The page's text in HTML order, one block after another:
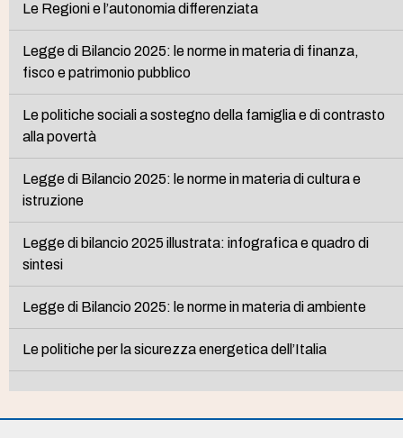
Le Regioni e l’autonomia differenziata
Legge di Bilancio 2025: le norme in materia di finanza,
fisco e patrimonio pubblico
Le politiche sociali a sostegno della famiglia e di contrasto
alla povertà
Legge di Bilancio 2025: le norme in materia di cultura e
istruzione
Legge di bilancio 2025 illustrata: infografica e quadro di
sintesi
Legge di Bilancio 2025: le norme in materia di ambiente
Le politiche per la sicurezza energetica dell’Italia